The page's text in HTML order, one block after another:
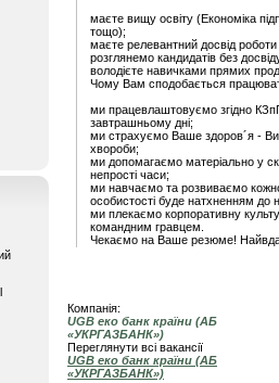
маєте вищу освіту (Економіка
тощо);
маєте релевантний досвід роботи
розглянемо кандидатів без
володієте навичками прямих
Чому Вам сподобається
ми працевлаштовуємо згідно
завтрашньому дні;
ми страхуємо Ваше здоров´я - Ви
хвороби;
ми допомагаємо матеріально у
непрості часи;
ми навчаємо та розвиваємо
особистості буде натхненням до
ми плекаємо корпоративну
командним гравцем.
Чекаємо на Ваше резюме!
Компанія:
UGB еко банк країни (АБ
«УКРГАЗБАНК»)
Переглянути всі вакансії
UGB еко банк країни (АБ
«УКРГАЗБАНК»)